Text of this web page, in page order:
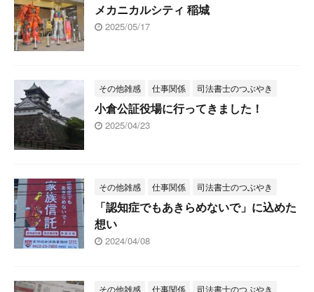
メカニカルシティ 稲城
2025/05/17
その他雑感 仕事関係 司法書士のつぶやき
小倉公証役場に行ってきました！
2025/04/23
その他雑感 仕事関係 司法書士のつぶやき
「認知症でもあきらめないで」に込めた
想い
2024/04/08
その他雑感 仕事関係 司法書士のつぶやき